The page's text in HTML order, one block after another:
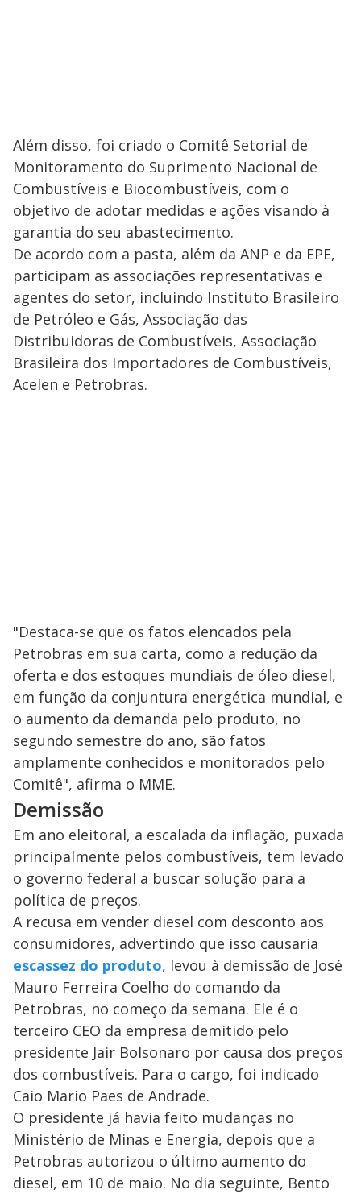
Além disso, foi criado o Comitê Setorial de
Monitoramento do Suprimento Nacional de
Combustíveis e Biocombustíveis, com o
objetivo de adotar medidas e ações visando à
garantia do seu abastecimento.
De acordo com a pasta, além da ANP e da EPE,
participam as associações representativas e
agentes do setor, incluindo Instituto Brasileiro
de Petróleo e Gás, Associação das
Distribuidoras de Combustíveis, Associação
Brasileira dos Importadores de Combustíveis,
Acelen e Petrobras.
"Destaca-se que os fatos elencados pela
Petrobras em sua carta, como a redução da
oferta e dos estoques mundiais de óleo diesel,
em função da conjuntura energética mundial, e
o aumento da demanda pelo produto, no
segundo semestre do ano, são fatos
amplamente conhecidos e monitorados pelo
Comitê", afirma o MME.
Demissão
Em ano eleitoral, a escalada da inflação, puxada
principalmente pelos combustíveis, tem levado
o governo federal a buscar solução para a
política de preços.
A recusa em vender diesel com desconto aos
consumidores, advertindo que isso causaria
escassez do produto, levou à demissão de José
Mauro Ferreira Coelho do comando da
Petrobras, no começo da semana. Ele é o
terceiro CEO da empresa demitido pelo
presidente Jair Bolsonaro por causa dos preços
dos combustíveis. Para o cargo, foi indicado
Caio Mario Paes de Andrade.
O presidente já havia feito mudanças no
Ministério de Minas e Energia, depois que a
Petrobras autorizou o último aumento do
diesel, em 10 de maio. No dia seguinte, Bento